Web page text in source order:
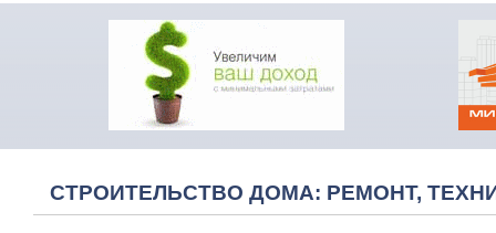
СТРОИТЕЛЬСТВО ДОМА: РЕМОНТ,